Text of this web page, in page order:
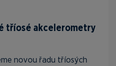
tříosé akcelerometry
novou řadu tříosých